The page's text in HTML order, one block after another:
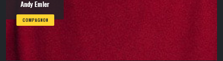
Andy Emler
COMPAGNON